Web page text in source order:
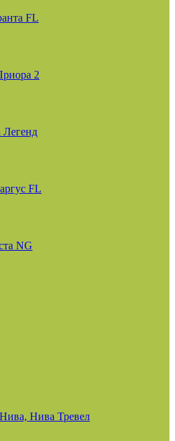
FL
2
Легенд
FL
NG
Нива Тревел